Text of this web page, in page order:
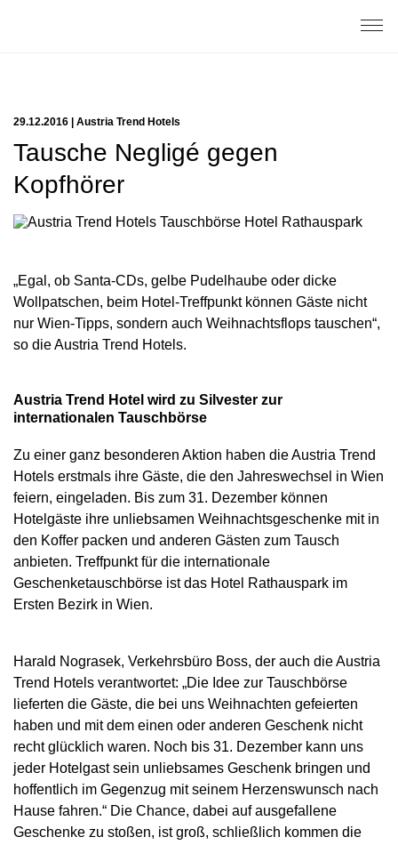
29.12.2016 | Austria Trend Hotels
Tausche Negligé gegen
Kopfhörer
„Egal, ob Santa-CDs, gelbe Pudelhaube oder dicke
Wollpatschen, beim Hotel-Treffpunkt können Gäste nicht
nur Wien-Tipps, sondern auch Weihnachtsflops tauschen“,
so die Austria Trend Hotels.
Austria Trend Hotel wird zu Silvester zur
internationalen Tauschbörse
Zu einer ganz besonderen Aktion haben die Austria Trend
Hotels erstmals ihre Gäste, die den Jahreswechsel in Wien
feiern, eingeladen. Bis zum 31. Dezember können
Hotelgäste ihre unliebsamen Weihnachtsgeschenke mit in
den Koffer packen und anderen Gästen zum Tausch
anbieten. Treffpunkt für die internationale
Geschenketauschbörse ist das Hotel Rathauspark im
Ersten Bezirk in Wien.
Harald Nograsek, Verkehrsbüro Boss, der auch die Austria
Trend Hotels verantwortet: „Die Idee zur Tauschbörse
lieferten die Gäste, die bei uns Weihnachten gefeierten
haben und mit dem einen oder anderen Geschenk nicht
recht glücklich waren. Noch bis 31. Dezember kann uns
jeder Hotelgast sein unliebsames Geschenk bringen und
hoffentlich im Gegenzug mit seinem Herzenswunsch nach
Hause fahren.“ Die Chance, dabei auf ausgefallene
Geschenke zu stoßen, ist groß, schließlich kommen die